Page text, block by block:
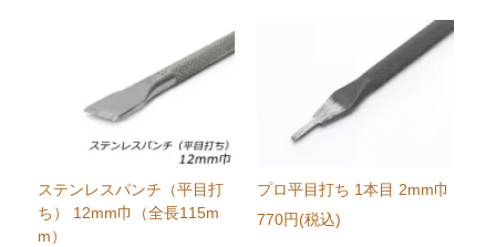
ステンレスパンチ（平目打
ち） 12mm巾（全長115m
m）
プロ平目打ち 1本目 2mm巾
770円(税込)